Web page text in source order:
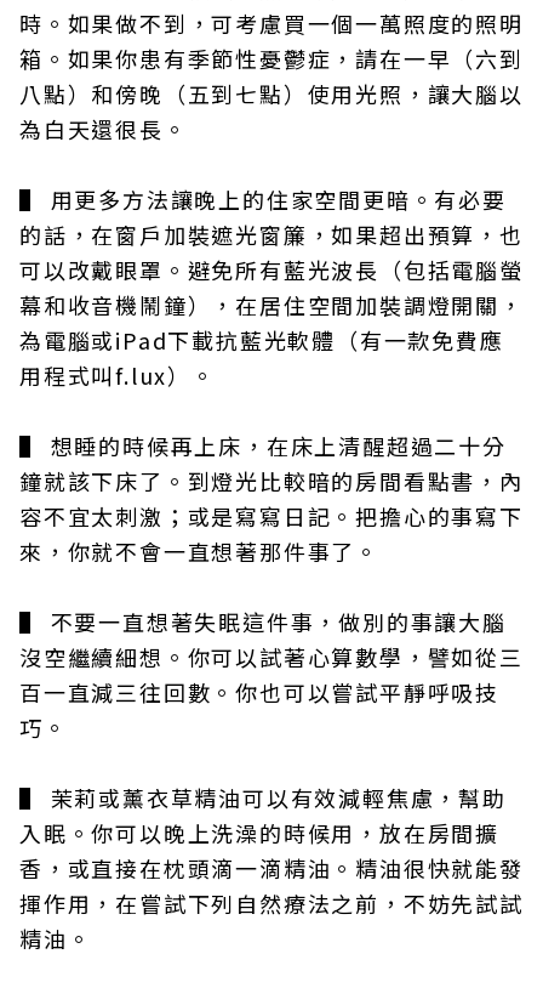
時。如果做不到，可考慮買一個一萬照度的照明
箱。如果你患有季節性憂鬱症，請在一早（六到
八點）和傍晚（五到七點）使用光照，讓大腦以
為白天還很長。
▌ 用更多方法讓晚上的住家空間更暗。有必要
的話，在窗戶加裝遮光窗簾，如果超出預算，也
可以改戴眼罩。避免所有藍光波長（包括電腦螢
幕和收音機鬧鐘），在居住空間加裝調燈開關，
為電腦或iPad下載抗藍光軟體（有一款免費應
用程式叫f.lux）。
▌ 想睡的時候再上床，在床上清醒超過二十分
鐘就該下床了。到燈光比較暗的房間看點書，內
容不宜太刺激；或是寫寫日記。把擔心的事寫下
來，你就不會一直想著那件事了。
▌ 不要一直想著失眠這件事，做別的事讓大腦
沒空繼續細想。你可以試著心算數學，譬如從三
百一直減三往回數。你也可以嘗試平靜呼吸技
巧。
▌ 茉莉或薰衣草精油可以有效減輕焦慮，幫助
入眠。你可以晚上洗澡的時候用，放在房間擴
香，或直接在枕頭滴一滴精油。精油很快就能發
揮作用，在嘗試下列自然療法之前，不妨先試試
精油。